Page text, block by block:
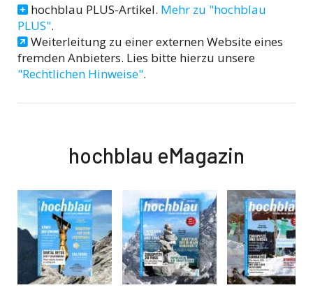
hochblau PLUS-Artikel. Mehr zu "hochblau
PLUS".
Weiterleitung zu einer externen Website eines
fremden Anbieters. Lies bitte hierzu unsere
"Rechtlichen Hinweise".
hochblau eMagazin